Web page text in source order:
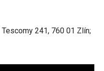
Tescomy 241, 760 01 Zlín;